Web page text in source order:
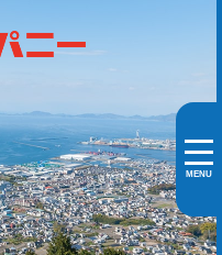
MENU